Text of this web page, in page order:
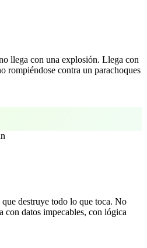
llega con una explosión. Llega con
rompiéndose contra un parachoques
destruye todo lo que toca. No
con datos impecables, con lógica